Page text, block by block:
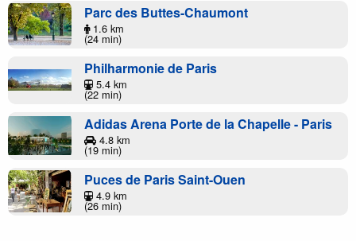
Parc des Buttes-Chaumont
1.6 km
(24 min)
Philharmonie de Paris
5.4 km
(22 min)
Adidas Arena Porte de la Chapelle - Paris
4.8 km
(19 min)
Puces de Paris Saint-Ouen
4.9 km
(26 min)